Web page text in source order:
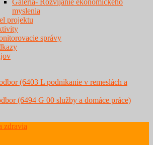
Galéria- Rozvíjanie ekonomického
myslenia
projektu
správy
(6403 L podnikanie v remeslách a
(6494 G 00 služby a domáce práce)
zdravia